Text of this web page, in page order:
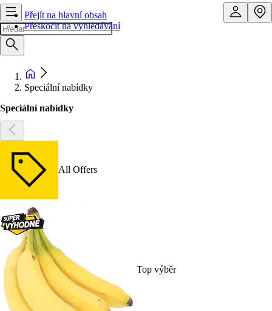
Přejít na hlavní obsah
Přeskočit na vyhledávání
Speciální nabídky
Speciální nabídky
All Offers
Top výběr